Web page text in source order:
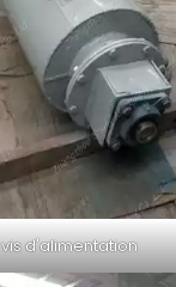
vis d'alimentation